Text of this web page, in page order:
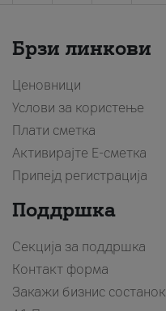
Брзи линкови
Ценовници
Услови за користење
Плати сметка
Активирајте Е-сметка
Припејд регистрација
Поддршка
Секција за поддршка
Контакт форма
Закажи бизнис состанок